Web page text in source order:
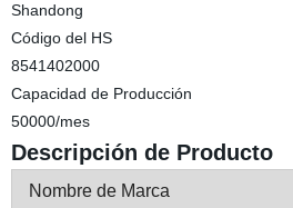
Shandong
Código del HS
8541402000
Capacidad de Producción
50000/mes
Descripción de Producto
Nombre de Marca